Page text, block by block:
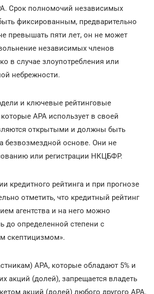
Срок полномочий независимых
фиксированным, предварительно
превышать пяти лет, он не может
независимых членов
в случае злоупотребления или
небрежности.
и ключевые рейтинговые
АРА использует в своей
открытыми и должны быть
безвозмездной основе. Они не
или регистрации НКЦБФР.
кредитного рейтинга и при прогнозе
отметить, что кредитный рейтинг
агентства и на него можно
до определенной степени с
скептицизмом».
АРА, которые обладают 5% и
акций (долей), запрещается владеть
акций (долей) любого другого АРА.